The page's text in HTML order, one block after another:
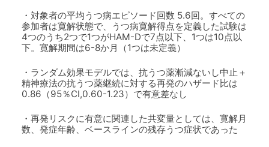
・対象者の平均うつ病エピソード回数 5.6回。すべての
参加者は寛解状態で、うつ病寛解得点を定義した試験は
4つのうち2つで1つがHAM-Dで7点以下、1つは10点以
下。寛解期間は6-8か月（1つは未定義）
・ランダム効果モデルでは、抗うつ薬漸減ないし中止＋
精神療法の抗うつ薬継続に対する再発のハザード比は
0.86（95％CI,0.60-1.23）で有意差なし
・再発リスクに有意に関連した共変量としては、寛解月
数、発症年齢、ベースラインの残存うつ症状であった